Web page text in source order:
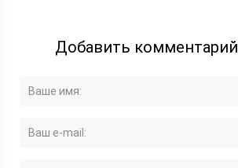
Добавить комментарий